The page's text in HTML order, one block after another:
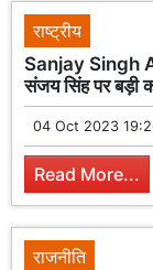
राष्ट्रीय
Sanjay Singh
संजय सिंह पर बड़ी
04 Oct 2023
Read More...
राजनीति